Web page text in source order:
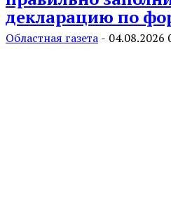
декларацию по
Областная газета - 04.08.2026